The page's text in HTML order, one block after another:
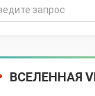
ВСЕЛЕННАЯ